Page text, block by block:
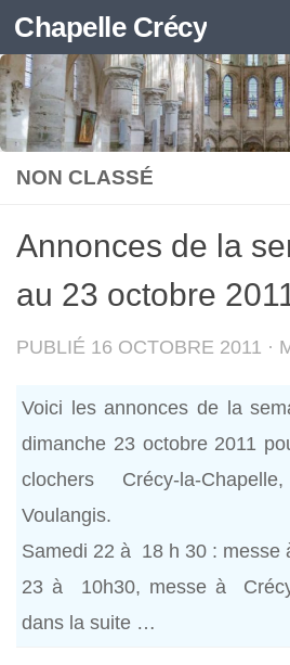
Skip to content
Chapelle Crécy
NON CLASSÉ
Annonces de la
au 23 octobre
PUBLIÉ 16 OCTOBRE 2011 ·
Voici les annonces de la
dimanche 23 octobre 2011
clochers Crécy-la-
Voulangis.
Samedi 22 à 18 h 30 : messe
23 à 10h30, messe à
dans la suite …